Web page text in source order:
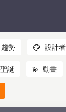
趨勢 設計者
聖誕 💫 動畫